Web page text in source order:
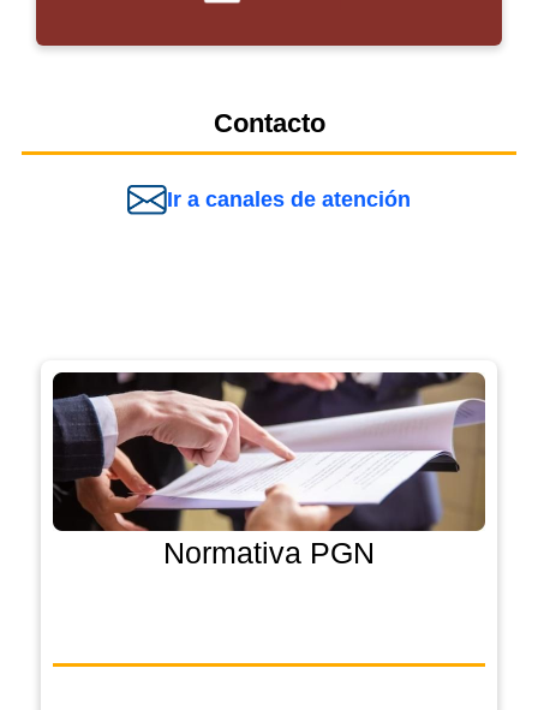
Contacto
Ir a canales de atención
Normativa PGN